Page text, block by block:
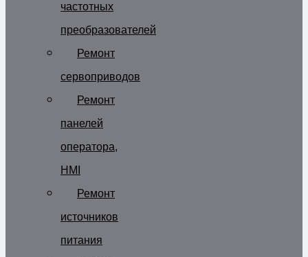
частотных
преобразователей
Ремонт
сервоприводов
Ремонт
панелей
оператора,
HMI
Ремонт
источников
питания